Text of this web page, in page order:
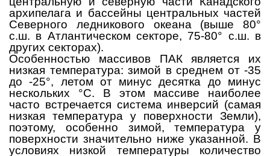
архипелага и бассейны центральных частей
Северного ледникового океана (выше 80°
с.ш. в Атлантическом секторе, 75-80° с.ш. в
других секторах).
Особенностью массивов ПАК является их
низкая температура: зимой в среднем от -35
до -25°, летом от минус десятка до минус
нескольких °C. В этом массиве наиболее
часто встречается система инверсий (самая
низкая температура у поверхности Земли),
поэтому, особенно зимой, температура у
поверхности значительно ниже указанной. В
условиях низкой температуры количество